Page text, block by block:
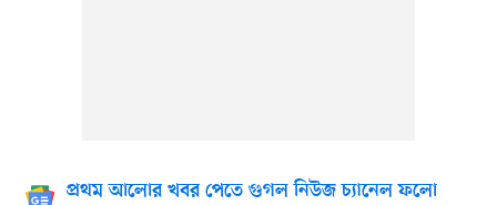
প্রথম আলোর খবর পেতে গুগল নিউজ চ্যানেল ফলো